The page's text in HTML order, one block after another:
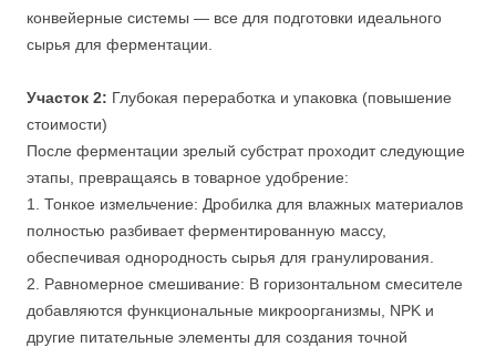
конвейерные системы — все для подготовки идеального
сырья для ферментации.
Участок 2: Глубокая переработка и упаковка (повышение
стоимости)
После ферментации зрелый субстрат проходит следующие
этапы, превращаясь в товарное удобрение:
1. Тонкое измельчение: Дробилка для влажных материалов
полностью разбивает ферментированную массу,
обеспечивая однородность сырья для гранулирования.
2. Равномерное смешивание: В горизонтальном смесителе
добавляются функциональные микроорганизмы, NPK и
другие питательные элементы для создания точной